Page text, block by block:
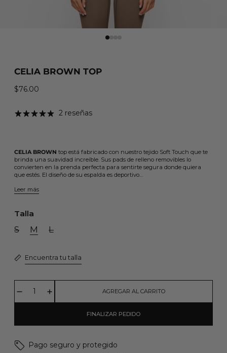
CELIA BROWN TOP
Precio habitual
$76.00
2 reseñas
CELIA BROWN top está fabricado con nuestro tejido Soft Touch que te
brinda una suavidad increíble. Sus pads de relleno removibles lo
convierten en la prenda perfecta para sentirte segura donde quiera
que estés. El diseño de su espalda es deportivo…
Leer más
Talla
S M L
Encuentra tu talla
AGREGAR AL CARRITO
FINALIZAR PEDIDO
Pago seguro y protegido